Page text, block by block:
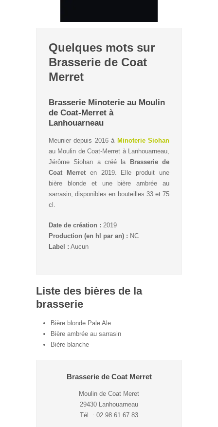
Quelques mots sur
Brasserie de Coat
Merret
Brasserie Minoterie au Moulin
de Coat-Merret à
Lanhouarneau
Meunier depuis 2016 à Minoterie Siohan
au Moulin de Coat-Merret à Lanhouarneau,
Jérôme Siohan a créé la
Brasserie de
Coat Merreten 2019. Elle produit une
bière blonde et une bière ambrée au
sarrasin, disponibles en bouteilles 33 et 75
cl.
Date de création : 2019
Production (en hl par an) : NC
Label : Aucun
Liste des bières de la
brasserie
Bière blonde Pale Ale
Bière ambrée au sarrasin
Bière blanche
Brasserie de Coat Merret
Moulin de Coat Meret
29430 Lanhouarneau
Tél. : 02 98 61 67 83